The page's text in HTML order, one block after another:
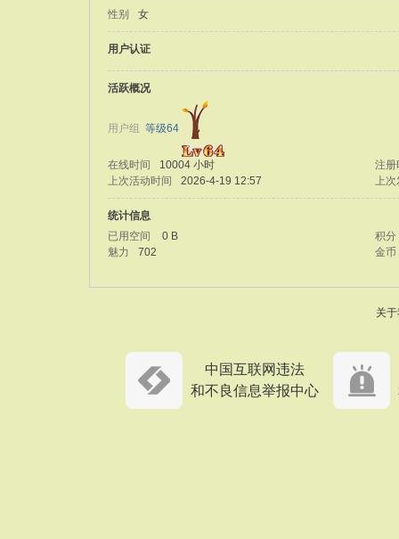
性别 女
用户认证
活跃概况
用户组 等级64
在线时间 10004 小时
注册
上次活动时间
2026-4-19 12:57 上次
统计信息
已用空间
0 B
积分
魅力
702 金币
关
中国互联网违法
和不良信息举报中心